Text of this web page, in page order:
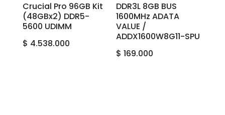
Crucial Pro 96GB Kit
(48GBx2) DDR5-
5600 UDIMM
$ 4.538.000
DDR3L 8GB BUS
1600MHz ADATA
VALUE /
ADDX1600W8G11-SPU
$ 169.000